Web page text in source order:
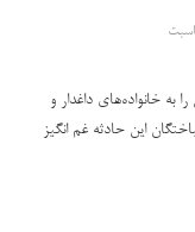
به خانواده‌های داغدار و
این حادثه غم انگیز